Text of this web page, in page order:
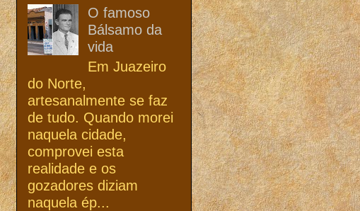
O famoso
Bálsamo da
vida
Em Juazeiro
do Norte,
artesanalmente se faz
de tudo. Quando morei
naquela cidade,
comprovei esta
realidade e os
gozadores diziam
naquela ép...